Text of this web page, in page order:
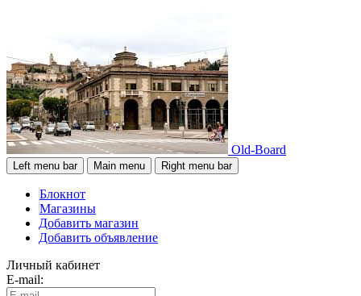
Old-Board
Left menu bar Main menu Right menu bar
Блокнот
Магазины
Добавить магазин
Добавить объявление
Личный кабинет
E-mail: